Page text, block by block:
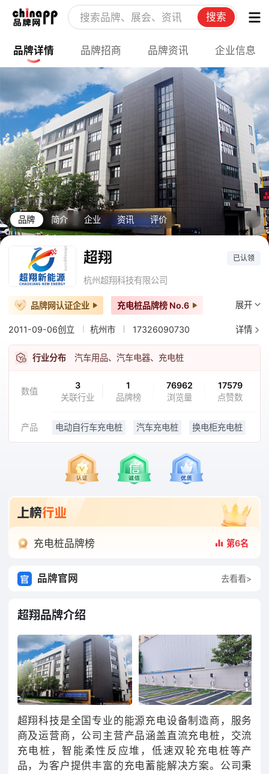
搜索
品牌详情 品牌招商 品牌资讯 企业信息
品牌 简介 企业 资讯 评价
超翔
杭州超翔科技有限公司
已认领
展开
品牌网认证企业 充电桩品牌榜 No.6
2011-09-06创立 杭州市 17326090730 详情
行业分布 汽车用品、汽车电器、充电桩
数值
3
关联行业
1
品牌榜
76962
浏览量
17579
点赞数
产品 电动自行车充电桩 汽车充电桩
换电柜充电桩
电力成套设备
电力设备安装及维修
充电桩品牌榜 第6名
品牌官网 去看看>
超翔品牌介绍
超翔科技是全国专业的能源充电设备制造商，服务
商及运营商，公司主营产品涵盖直流充电桩，交流
充电桩，智能柔性反应堆，低速双轮充电桩等产
品，为客户提供丰富的充电蓄能解决方案。公司秉